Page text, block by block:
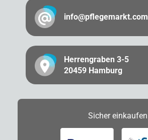
info@pflegemarkt.com
Herrengraben 3-5
20459 Hamburg
Sichereinkaufen